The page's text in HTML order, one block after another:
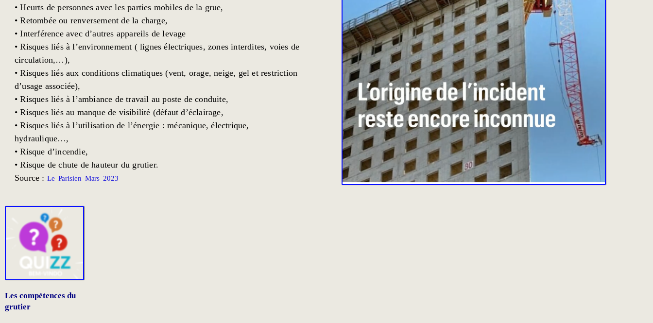
• Heurts de personnes avec les parties mobiles de la grue,
• Retombée ou renversement de la charge,
• Interférence avec d’autres appareils de levage
• Risques liés à l’environnement ( lignes électriques, zones interdites, voies de
circulation,…),
• Risques liés aux conditions climatiques (vent, orage, neige, gel et restriction
d’usage associée),
• Risques liés à l’ambiance de travail au poste de conduite,
• Risques liés au manque de visibilité (défaut d’éclairage,
• Risques liés à l’utilisation de l’énergie : mécanique, électrique,
hydraulique…,
• Risque d’incendie,
• Risque de chute de hauteur du grutier.
Source : Le Parisien Mars 2023
Les compétences du
grutier